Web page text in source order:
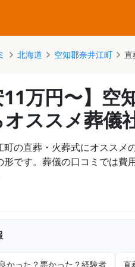
北海道 空知郡奈井江町 直
11万円〜】
オススメ葬儀
町の直葬・火葬式にオススメ
形です。葬儀の口コミでは
悪かった？経験者 直葬の読み